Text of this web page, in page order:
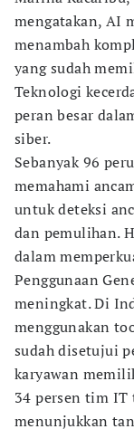
mengatakan, AI
menambah
yang sudah
Teknologi
peran besar
siber.
Sebanyak 96
memahami
untuk deteksi
dan pemulihan.
dalam
Penggunaan
meningkat. Di
menggunakan
sudah disetujui
karyawan
34 persen tim
menunjukkan